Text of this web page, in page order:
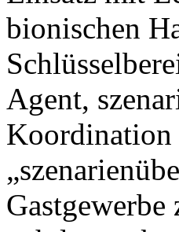
bionischen
Agent,
Koordination